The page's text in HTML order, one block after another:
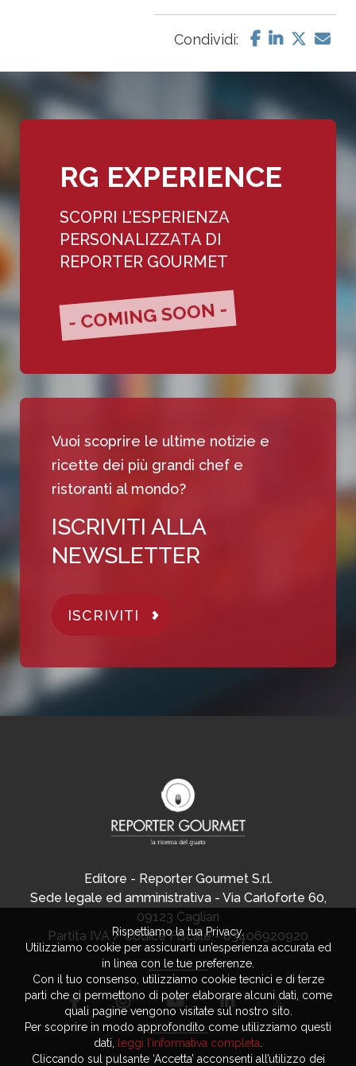
Condividi:
RG EXPERIENCE
SCOPRI L’ESPERIENZA
PERSONALIZZATA DI
REPORTER GOURMET
- COMING SOON -
Vuoi scoprire le ultime notizie e
ricette dei più grandi chef e
ristoranti al mondo?
ISCRIVITI ALLA
NEWSLETTER
ISCRIVITI
Editore - Reporter Gourmet S.r.l.
Sede legale ed amministrativa - Via Carloforte 60,
09123 Cagliari
Partita IVA / Codice Fiscale - 03406920920
Rispettiamo la tua Privacy.
Utilizziamo cookie per assicurarti un’esperienza accurata ed
in linea con le tue preferenze.
Con il tuo consenso, utilizziamo cookie tecnici e di terze
parti che ci permettono di poter elaborare alcuni dati, come
quali pagine vengono visitate sul nostro sito.
Per scoprire in modo approfondito come utilizziamo questi
dati,
leggi l’informativa completa
Cliccando sul pulsante ‘Accetta’ acconsenti all’utilizzo dei